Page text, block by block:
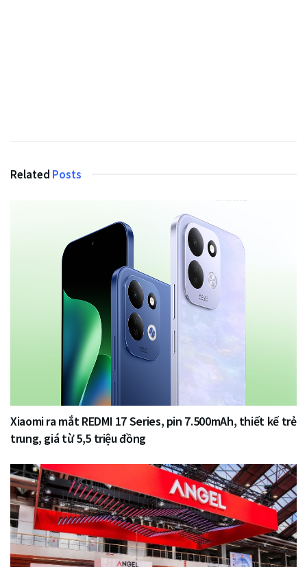
Related Posts
Xiaomi ra mắt REDMI 17 Series, pin 7.500mAh, thiết kế trẻ
trung, giá từ 5,5 triệu đồng